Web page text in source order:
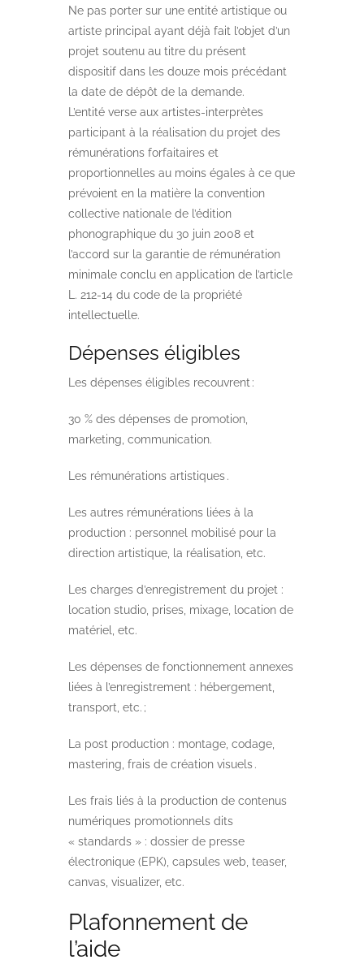
Ne pas porter sur une entité artistique ou
artiste principal ayant déjà fait l’objet d’un
projet soutenu au titre du présent
dispositif dans les douze mois précédant
la date de dépôt de la demande.
L’entité verse aux artistes-interprètes
participant à la réalisation du projet des
rémunérations forfaitaires et
proportionnelles au moins égales à ce que
prévoient en la matière la convention
collective nationale de l’édition
phonographique du 30 juin 2008 et
l’accord sur la garantie de rémunération
minimale conclu en application de l’article
L. 212-14 du code de la propriété
intellectuelle.
Dépenses éligibles
Les dépenses éligibles recouvrent :
30 % des dépenses de promotion,
marketing, communication.
Les rémunérations artistiques .
Les autres rémunérations liées à la
production : personnel mobilisé pour la
direction artistique, la réalisation, etc.
Les charges d’enregistrement du projet :
location studio, prises, mixage, location de
matériel, etc.
Les dépenses de fonctionnement annexes
liées à l’enregistrement : hébergement,
transport, etc. ;
La post production : montage, codage,
mastering, frais de création visuels .
Les frais liés à la production de contenus
numériques promotionnels dits
« standards » : dossier de presse
électronique (EPK), capsules web, teaser,
canvas, visualizer, etc.
Plafonnement de
l’aide